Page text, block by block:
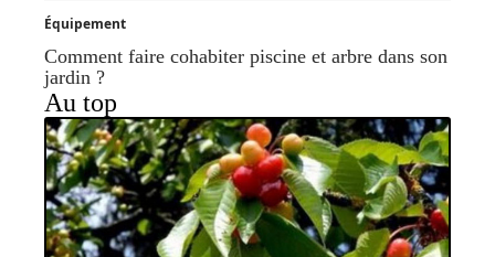
Équipement
Comment faire cohabiter piscine et arbre dans son
jardin ?
Au top